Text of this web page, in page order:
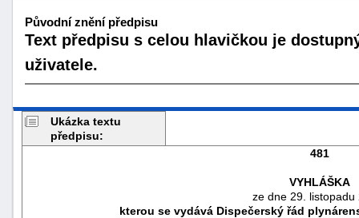
Původní znění předpisu
Text předpisu s celou hlavičkou je
uživatele.
Ukázka textu
předpisu:
481
VYHLÁŠKA
ze dne 29. listopadu
kterou se vydává Dispečerský řád